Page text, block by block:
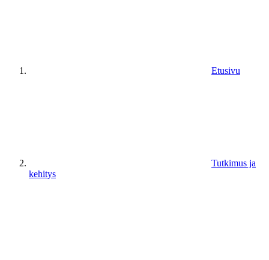
Etusivu
Tutkimus ja
kehitys